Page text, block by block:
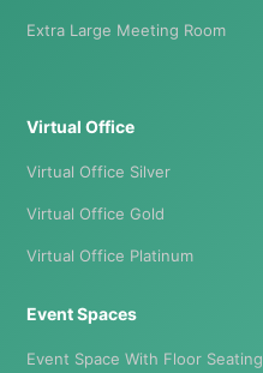
Extra Large Meeting Room
Virtual Office
Virtual Office Silver
Virtual Office Gold
Virtual Office Platinum
Event Spaces
Event Space With Floor Seating